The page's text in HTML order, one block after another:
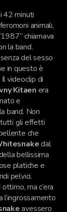
42 minuti
animali,
chiamava
la band.
del sesso
in questo è
Il videoclip di
Kitaen era
e
band. Non
gli effetti
che
dal
bellissima
platiche e
pelvici.
ma c’era
l’ingrossamento
avessero